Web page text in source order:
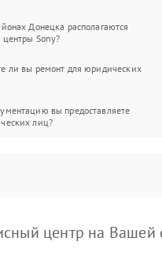
Донецка располагаются
Sony?
ли вы ремонт для юридических
вы предоставляете
лиц?
центр на Вашей